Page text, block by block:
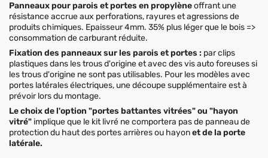
Panneaux pour parois et portes en propylèneoffrant une
résistance accrue aux perforations, rayures et agressions de
produits chimiques. Epaisseur 4mm. 35% plus léger que le bois =>
consommation de carburant réduite.
Fixation des panneaux sur les parois et portes : par clips
plastiques dans les trous d'origine et avec des vis auto foreuses si
les trous d'origine ne sont pas utilisables. Pour les modèles avec
portes latérales électriques, une découpe supplémentaire est à
prévoir lors du montage.
Le choix de l'option "portes battantes vitrées" ou "hayon
vitré" implique que le kit livré ne comportera pas de panneau de
protection du haut des portes arrières ou hayonet de la porte
latérale.